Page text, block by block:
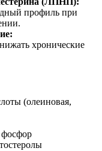
профиль при
хронические
(олеиновая,